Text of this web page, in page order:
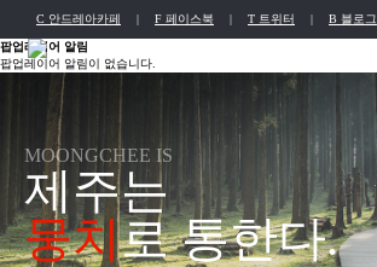
C 안드레아카페 | F 페이스북 | T 트위터 | B 블로그
팝업레이어 알림
팝업레이어 알림이 없습니다.
MOONGCHEE IS
제주는
뭉치로 통한다.